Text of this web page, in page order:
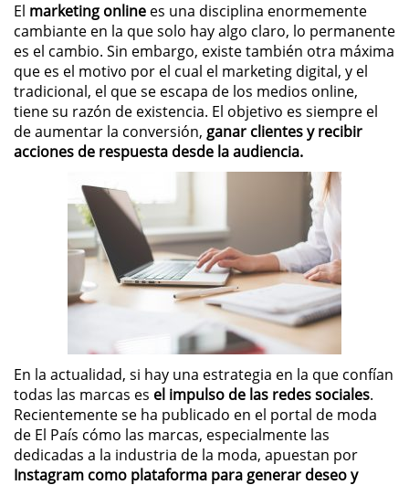
El marketing online es una disciplina enormemente
cambiante en la que solo hay algo claro, lo permanente
es el cambio. Sin embargo, existe también otra máxima
que es el motivo por el cual el marketing digital, y el
tradicional, el que se escapa de los medios online,
tiene su razón de existencia. El objetivo es siempre el
de aumentar la conversión, ganar clientes y recibir
acciones de respuesta desde la audiencia.
En la actualidad, si hay una estrategia en la que confían
todas las marcas es el impulso de las redes sociales.
Recientemente se ha publicado en el portal de moda
de El País cómo las marcas, especialmente las
dedicadas a la industria de la moda, apuestan por
Instagram como plataforma para generar deseo y